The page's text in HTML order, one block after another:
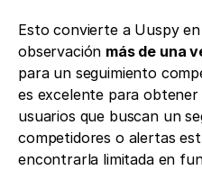
Esto convierte a Uuspy
observación más de una
para un seguimiento
es excelente para
usuarios que buscan un
competidores o alertas
encontrarla limitada en